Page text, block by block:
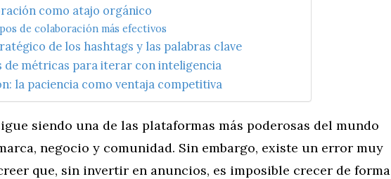
como atajo orgánico
de colaboración más efectivos
de los hashtags y las palabras clave
de métricas para iterar con inteligencia
la paciencia como ventaja competitiva
siendo una de las plataformas más poderosas del mundo
negocio y comunidad. Sin embargo, existe un error muy
que, sin invertir en anuncios, es imposible crecer de forma